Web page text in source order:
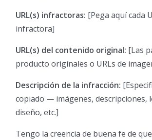
URL(s) infractoras: [Pega aquí cada
infractora]
URL(s) del contenido original: [Las
producto originales o URLs de
Descripción de la infracción:
copiado — imágenes, descripciones,
diseño, etc.]
Tengo la creencia de buena fe de